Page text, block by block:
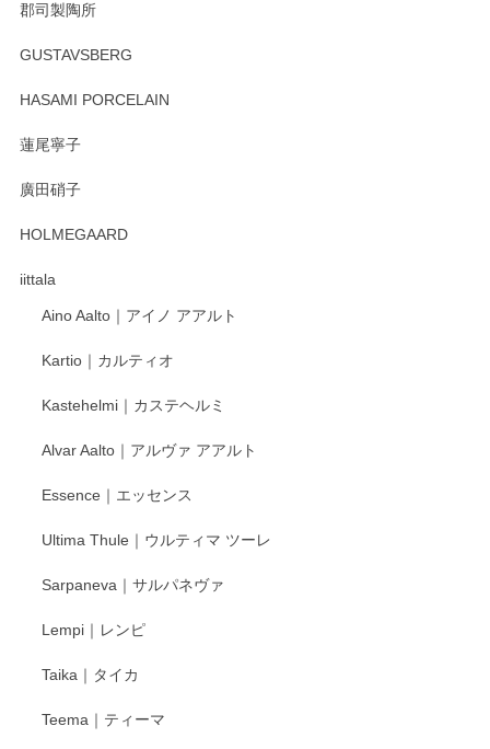
郡司製陶所
GUSTAVSBERG
HASAMI PORCELAIN
蓮尾寧子
廣田硝子
HOLMEGAARD
iittala
Aino Aalto｜アイノ アアルト
Kartio｜カルティオ
Kastehelmi｜カステヘルミ
Alvar Aalto｜アルヴァ アアルト
Essence｜エッセンス
Ultima Thule｜ウルティマ ツーレ
Sarpaneva｜サルパネヴァ
Lempi｜レンピ
Taika｜タイカ
Teema｜ティーマ